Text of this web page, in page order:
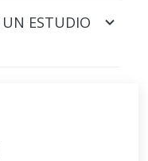
UN ESTUDIO